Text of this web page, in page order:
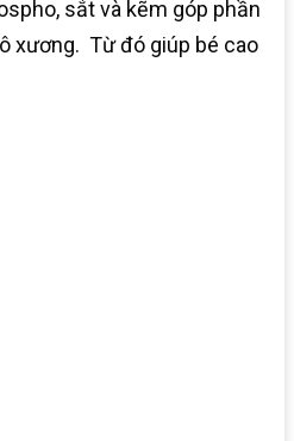
sắt và kẽm góp phần
xương. Từ đó giúp bé cao